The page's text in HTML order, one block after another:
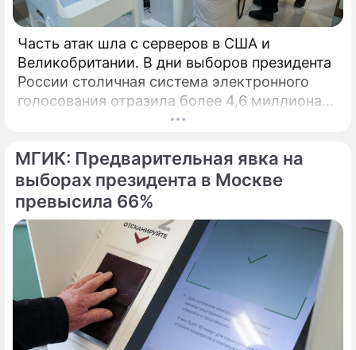
Часть атак шла с серверов в США и
Великобритании. В дни выборов президента
России столичная система электронного
голосования отразила более 4,6 миллиона
кибератак, сообщил глава Электронного
МГИК: Предварительная явка на
выборах президента в Москве
превысила 66%